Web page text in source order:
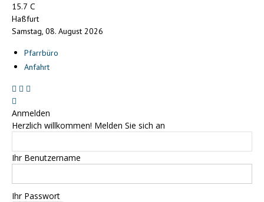
15.7 C
Haßfurt
Samstag, 08. August 2026
Pfarrbüro
Anfahrt
Anmelden
Herzlich willkommen! Melden Sie sich an
Ihr Benutzername
Ihr Passwort